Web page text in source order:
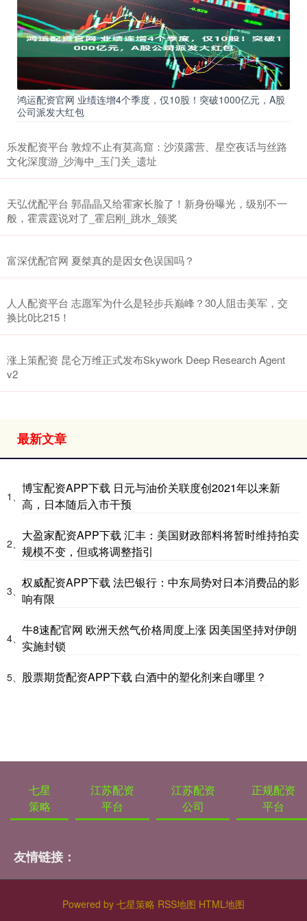
鸿运配资官网 业绩连增4个季度，仅10股！突破1000亿元，A股
公司派发大红包
乐发配资平台 敦煌不止有莫高窟：沙漠露营、星空夜话与丝路
文化深度游_沙海中_玉门关_遗址
天弘优配平台 郭晶晶又给霍家长脸了！新身份曝光，级别不一
般，霍震霆说对了_霍启刚_跳水_颁奖
富深优配官网 夏桀真的是因女色误国吗？
人人配资平台 志愿军为什么是轻步兵巅峰？30人阻击美军，交
换比0比215！
涨上策配资 昆仑万维正式发布Skywork Deep Research Agent
v2
最新文章
1、
博宝配资APP下载 日元与油价关联度创2021年以来新
高，日本随后入市干预
2、
大盈家配资APP下载 汇丰：美国财政部料将暂时维持拍卖
规模不变，但或将调整指引
3、
权威配资APP下载 法巴银行：中东局势对日本消费品的影
响有限
4、
牛8速配官网 欧洲天然气价格周度上涨 因美国坚持对伊朗
实施封锁
5、 股票期货配资APP下载 白酒中的塑化剂来自哪里？
七星
策略
江苏配资
平台
江苏配资
公司
正规配资
平台
友情链接：
Powered by 七星策略 RSS地图 HTML地图